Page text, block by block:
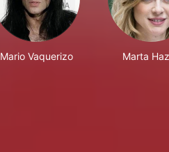
Mario Vaquerizo Marta